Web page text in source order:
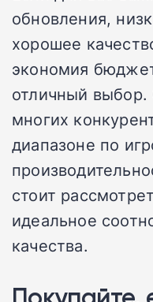
обновления,
хорошее
экономия
отличный
многих
диапазоне по
стоит
идеальное
качества.